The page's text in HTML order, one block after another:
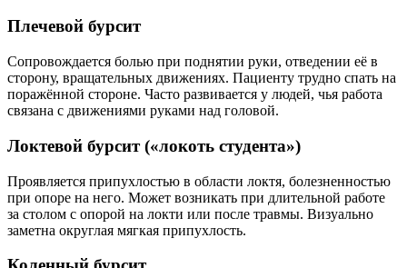
Плечевой бурсит
Сопровождается болью при поднятии руки, отведении её в
сторону, вращательных движениях. Пациенту трудно спать на
поражённой стороне. Часто развивается у людей, чья работа
связана с движениями руками над головой.
Локтевой бурсит («локоть студента»)
Проявляется припухлостью в области локтя, болезненностью
при опоре на него. Может возникать при длительной работе
за столом с опорой на локти или после травмы. Визуально
заметна округлая мягкая припухлость.